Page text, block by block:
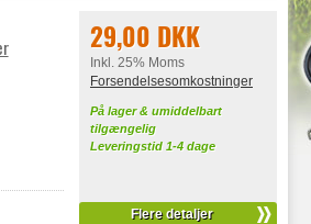
29,00 DKK
Inkl. 25% Moms
Forsendelsesomkostninger
På lager & umiddelbart
tilgængelig
Leveringstid 1-4 dage
Flere detaljer